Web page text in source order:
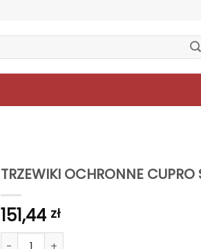
TRZEWIKI OCHRONNE CUPRO
151,44 zł
ilość TRZEWIKI OCHRONNE CUPRO S1